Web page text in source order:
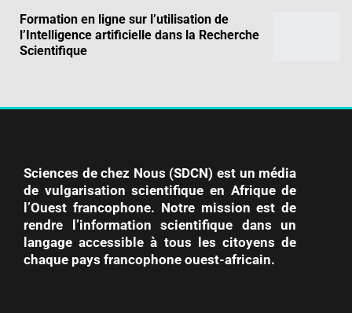
Formation en ligne sur l’utilisation de
l’Intelligence artificielle dans la Recherche
Scientifique
Sciences de chez Nous (SDCN) est un média
de vulgarisation scientifique en Afrique de
l’Ouest francophone. Notre mission est de
rendre l’information scientifique dans un
langage accessible à tous les citoyens de
chaque pays francophone ouest-africain.